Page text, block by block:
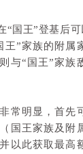
“国王”登基后可
王”家族的附属
与“国王”家族
常明显，首先
国王家族及附
以此获取最高